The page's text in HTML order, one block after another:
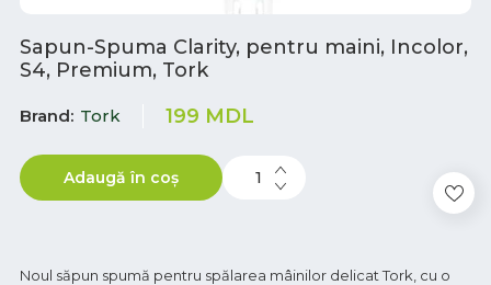
Sapun-Spuma Clarity, pentru maini, Incolor,
S4, Premium, Tork
Brand Tork 199 MDL
Adaugă în coș
Noul săpun spumă pentru spălarea mâinilor delicat Tork, cu o